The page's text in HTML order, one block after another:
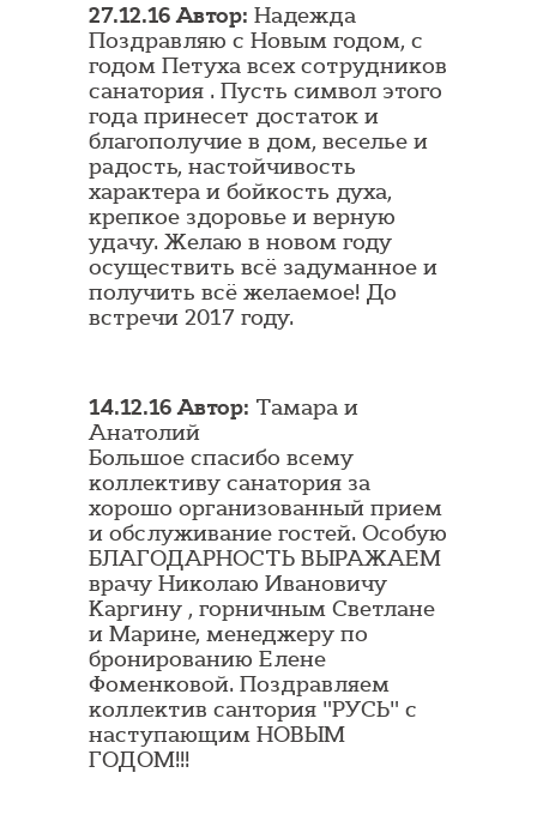
27.12.16 Автор: Надежда
Поздравляю с Новым годом, с
годом Петуха всех сотрудников
санатория . Пусть символ этого
года принесет достаток и
благополучие в дом, веселье и
радость, настойчивость
характера и бойкость духа,
крепкое здоровье и верную
удачу. Желаю в новом году
осуществить всё задуманное и
получить всё желаемое! До
встречи 2017 году.
14.12.16 Автор: Тамара и
Анатолий
Большое спасибо всему
коллективу санатория за
хорошо организованный прием
и обслуживание гостей. Особую
БЛАГОДАРНОСТЬ ВЫРАЖАЕМ
врачу Николаю Ивановичу
Каргину , горничным Светлане
и Марине, менеджеру по
бронированию Елене
Фоменковой. Поздравляем
коллектив сантория "РУСЬ" с
наступающим НОВЫМ
ГОДОМ!!!